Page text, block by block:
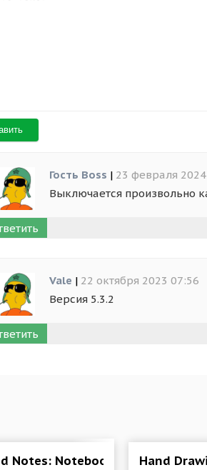
Гость Boss | 23 февраля
Выключается произвольно
Vale | 22 октября 2023 07:56
Версия 5.3.2
Notes: Notebook Note Memo
Hand